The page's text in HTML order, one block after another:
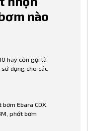
nào
hay còn gọi là
dụng cho các
Ebara CDX,
phớt bơm